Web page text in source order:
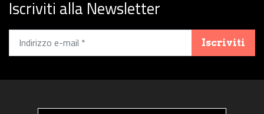
Iscriviti alla Newsletter
Iscriviti